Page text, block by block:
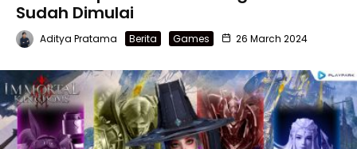
Sudah Dimulai
Aditya Pratama Berita Games 26 March 2024